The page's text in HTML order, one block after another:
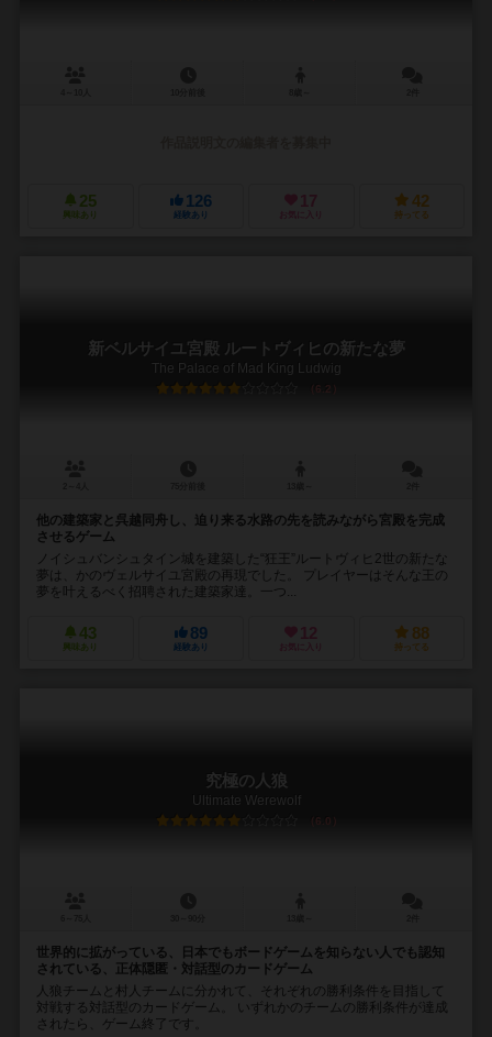
25
興味あり
126
経験あり
17
お気に入り
42
持ってる
新ベルサイユ宮殿 ルートヴィヒの新たな夢
The Palace of Mad King Ludwig
6.2
他の建築家と呉越同舟し、迫り来る水路の先を読みながら宮殿を完成
させるゲーム
ノイシュバンシュタイン城を建築した“狂王”ルートヴィヒ2世の新たな
夢は、かのヴェルサイユ宮殿の再現でした。 プレイヤーはそんな王の
夢を叶えるべく招聘された建築家達。一つ...
43
興味あり
89
経験あり
12
お気に入り
88
持ってる
究極の人狼
Ultimate Werewolf
6.0
世界的に拡がっている、日本でもボードゲームを知らない人でも認知
されている、正体隠匿・対話型のカードゲーム
人狼チームと村人チームに分かれて、それぞれの勝利条件を目指して
対戦する対話型のカードゲーム。 いずれかのチームの勝利条件が達成
されたら、ゲーム終了です。